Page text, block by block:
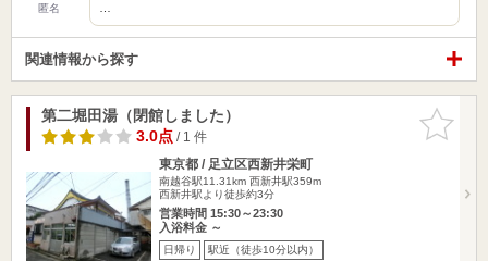
匿名
関連情報から探す
お気に入
りに追加
第二堀田湯（閉館しました）
3.0点/ 1 件
東京都 / 足立区西新井栄町
南越谷駅11.31km 西新井駅359m
西新井駅より徒歩約3分
営業時間 15:30～23:30
入浴料金 ～
日帰り 駅近（徒歩10分以内）